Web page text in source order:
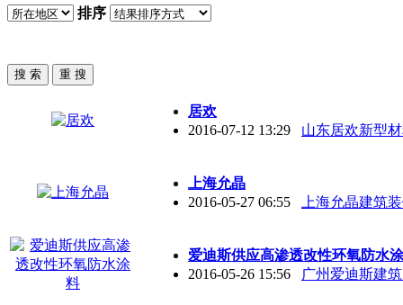
排序
居欢
2016-07-12 13:29
山东居欢新型
上海允晶
2016-05-27 06:55
上海允晶建筑
爱迪斯供应高渗透改性环氧防水
2016-05-26 15:56
广州爱迪斯建